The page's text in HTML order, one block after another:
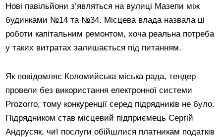
Нові павільйони з’являться на вулиці Мазепи між
будинками №14 та №34. Місцева влада назвала ці
роботи капітальним ремонтом, хоча реальна потреба
у таких витратах залишається під питанням.
Як повідомляє Коломийська міська рада, тендер
провели без використання електронної системи
Prozorro, тому конкуренції серед підрядників не було.
Підрядником став місцевий підприємець Сергій
Андрусяк, чиї послуги обійшлися платникам податків